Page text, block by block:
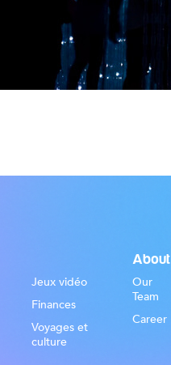
Jeux vidéo
Finances
Voyages et
culture
About
Our
Team
Career